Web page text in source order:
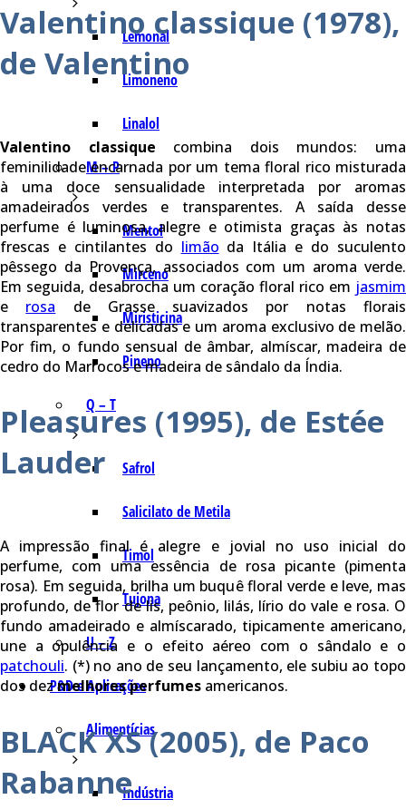
Lemonal
Limoneno
Linalol
M – P
Mentol
Mirceno
Miristicina
Pineno
Q – T
Safrol
Salicilato de Metila
Timol
Tujona
U – Z
P&D e Aplicações
Alimentícias
Indústria
Valentino classique (1978),
de Valentino
Valentino classique combina dois mundos: uma
feminilidade encarnada por um tema floral rico misturada
à uma doce sensualidade interpretada por aromas
amadeirados verdes e transparentes. A saída desse
perfume é luminosa, alegre e otimista graças às notas
frescas e cintilantes do limão da Itália e do suculento
pêssego da Provença, associados com um aroma verde.
Em seguida, desabrocha um coração floral rico em jasmim
e rosa de Grasse suavizados por notas florais
transparentes e delicadas e um aroma exclusivo de melão.
Por fim, o fundo sensual de âmbar, almíscar, madeira de
cedro do Marrocos e madeira de sândalo da Índia.
Pleasures (1995), de Estée
Lauder
A impressão final é alegre e jovial no uso inicial do
perfume, com uma essência de rosa picante (pimenta
rosa). Em seguida, brilha um buquê floral verde e leve, mas
profundo, de flor de lis, peônio, lilás, lírio do vale e rosa. O
fundo amadeirado e almíscarado, tipicamente americano,
une a opulência e o efeito aéreo com o sândalo e o
patchouli. (*) no ano de seu lançamento, ele subiu ao topo
dos dezmelhores perfumes americanos.
BLACK XS (2005), de Paco
Rabanne